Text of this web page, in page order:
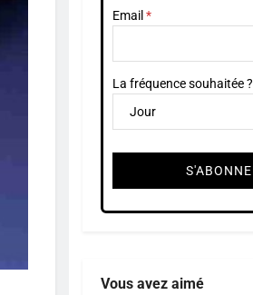
Email
La fréquence souhaitée ?
Vous avez aimé